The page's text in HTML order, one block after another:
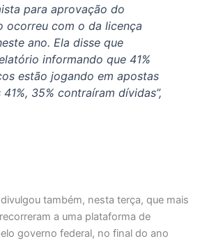
para aprovação do
ocorreu com o da licença
ano. Ela disse que
informando que 41%
estão jogando em apostas
41%, 35% contraíram dívidas”,
também, nesta terça, que mais
a uma plataforma de
governo federal, no final do ano